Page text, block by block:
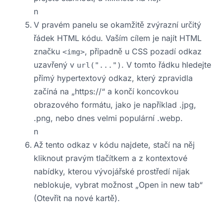
n
V pravém panelu se okamžitě zvýrazní určitý
řádek HTML kódu. Vaším cílem je najít HTML
značku <img>, případně u CSS pozadí odkaz
uzavřený v url("...") . V tomto řádku hledejte
přímý hypertextový odkaz, který zpravidla
začíná na „https://“ a končí koncovkou
obrazového formátu, jako je například .jpg,
.png, nebo dnes velmi populární .webp.
n
Až tento odkaz v kódu najdete, stačí na něj
kliknout pravým tlačítkem a z kontextové
nabídky, kterou vývojářské prostředí nijak
neblokuje, vybrat možnost „Open in new tab“
(Otevřít na nové kartě).